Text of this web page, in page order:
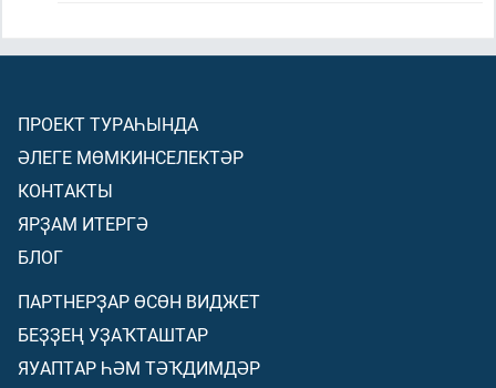
ПРОЕКТ ТУРАҺЫНДА
ӘЛЕГЕ МӨМКИНСЕЛЕКТӘР
КОНТАКТЫ
ЯРҘАМ ИТЕРГӘ
БЛОГ
ПАРТНЕРҘАР ӨСӨН ВИДЖЕТ
БЕҘҘЕҢ УҘАҠТАШТАР
ЯУАПТАР ҺӘМ ТӘҠДИМДӘР